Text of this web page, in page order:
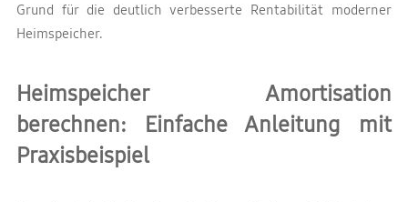
Grund für die deutlich verbesserte Rentabilität moderner
Heimspeicher.
Heimspeicher Amortisation
berechnen: Einfache Anleitung mit
Praxisbeispiel